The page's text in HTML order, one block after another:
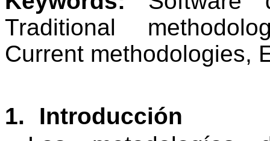
Traditional
Current methodologies,
1.
Introducción